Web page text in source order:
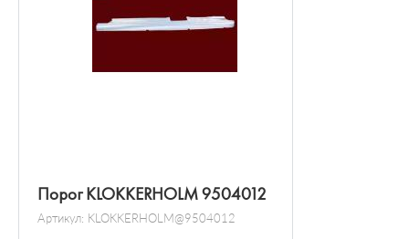
Порог KLOKKERHOLM 9504012
Артикул: KLOKKERHOLM@9504012